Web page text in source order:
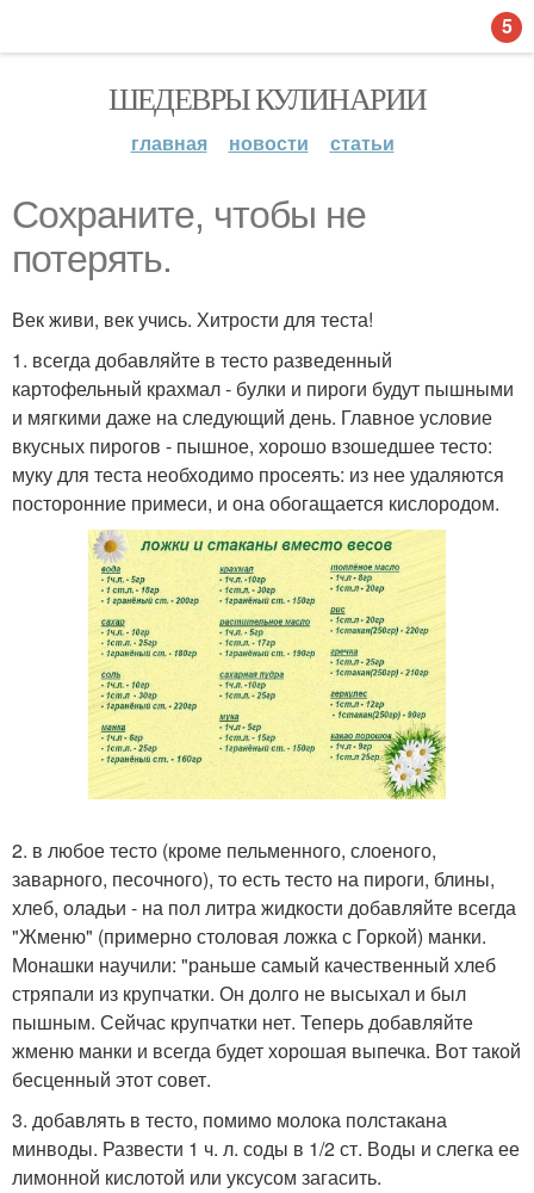
ШЕДЕВРЫ КУЛИНАРИИ
главная новости статьи
Сохраните, чтобы не
потерять.
Век живи, век учись. Хитрости для теста!
1. всегда добавляйте в тесто разведенный
картофельный крахмал - булки и пироги будут пышными
и мягкими даже на следующий день. Главное условие
вкусных пирогов - пышное, хорошо взошедшее тесто:
муку для теста необходимо просеять: из нее удаляются
посторонние примеси, и она обогащается кислородом.
2. в любое тесто (кроме пельменного, слоеного,
заварного, песочного), то есть тесто на пироги, блины,
хлеб, оладьи - на пол литра жидкости добавляйте всегда
"Жменю" (примерно столовая ложка с Горкой) манки.
Монашки научили: "раньше самый качественный хлеб
стряпали из крупчатки. Он долго не высыхал и был
пышным. Сейчас крупчатки нет. Теперь добавляйте
жменю манки и всегда будет хорошая выпечка. Вот такой
бесценный этот совет.
3. добавлять в тесто, помимо молока полстакана
минводы. Развести 1 ч. л. соды в 1/2 ст. Воды и слегка ее
лимонной кислотой или уксусом загасить.
5